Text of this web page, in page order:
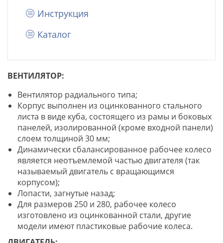
Инструкция
Каталог
ВЕНТИЛЯТОР:
Вентилятор радиального типа;
Корпус выполнен из оцинкованного стального
листа в виде куба, состоящего из рамы и боковых
панелей, изолированной (кроме входной панели)
слоем толщиной 30 мм;
Динамически сбалансированное рабочее колесо
является неотъемлемой частью двигателя (так
называемый двигатель с вращающимся
корпусом);
Лопасти, загнутые назад;
Для размеров 250 и 280, рабочее колесо
изготовлено из оцинкованной стали, другие
модели имеют пластиковые рабочие колеса.